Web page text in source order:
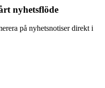
nyhetsflöde
på nyhetsnotiser direkt i